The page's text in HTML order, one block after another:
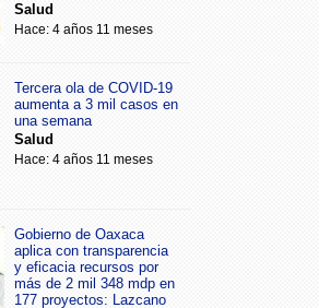
Salud
Hace: 4 años 11 meses
Tercera ola de COVID-19
aumenta a 3 mil casos en
una semana
Salud
Hace: 4 años 11 meses
Gobierno de Oaxaca
aplica con transparencia
y eficacia recursos por
más de 2 mil 348 mdp en
177 proyectos: Lazcano